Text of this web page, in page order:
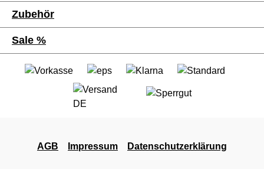
Zubehör
Sale %
AGB Impressum Datenschutzerklärung